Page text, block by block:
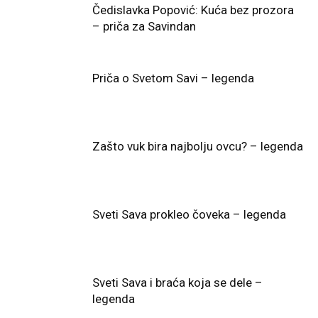
Čedislavka Popović: Kuća bez prozora
– priča za Savindan
Priča o Svetom Savi – legenda
Zašto vuk bira najbolju ovcu? – legenda
Sveti Sava prokleo čoveka – legenda
Sveti Sava i braća koja se dele –
legenda